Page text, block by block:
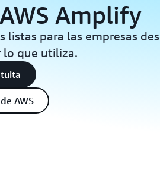
Amplify
listas para las empresas
lo que utiliza.
AWS